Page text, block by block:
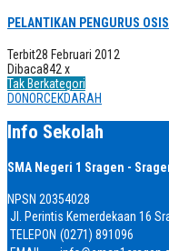
PELANTIKAN PENGURUS
Terbit28 Februari 2012
Dibaca842 x
Tak Berkategori
DONORCEKDARAH
Info Sekolah
SMA Negeri 1 Sragen -
NPSN 20354028
Jl. Perintis Kemerdekaan 16
TELEPON (0271) 891096